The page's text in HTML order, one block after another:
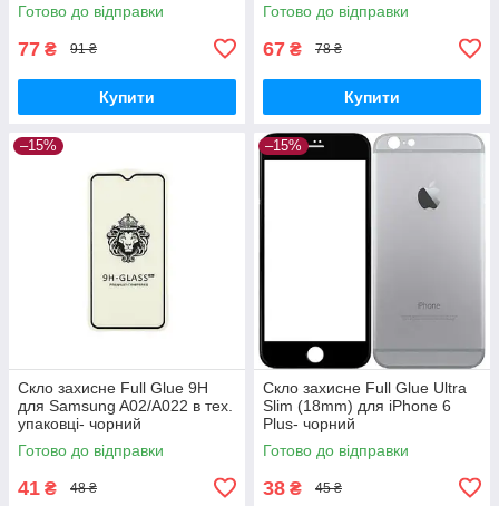
Готово до відправки
77 ₴ 91 ₴
Купити
Готово до відправки
67 ₴ 78 ₴
Купити
–15%
Скло захисне Full Glue 9H
для Samsung A02/A022 в тех.
упаковці- чорний
Готово до відправки
41 ₴ 48 ₴
–15%
Скло захисне Full Glue Ultra
Slim (18mm) для iPhone 6
Plus- чорний
Готово до відправки
38 ₴ 45 ₴